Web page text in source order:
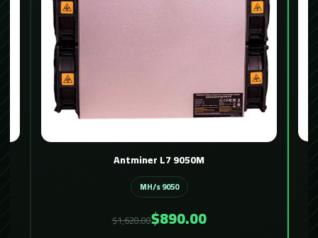
Avalon 1466 116T
116 TH/s
$400.00
$600.00